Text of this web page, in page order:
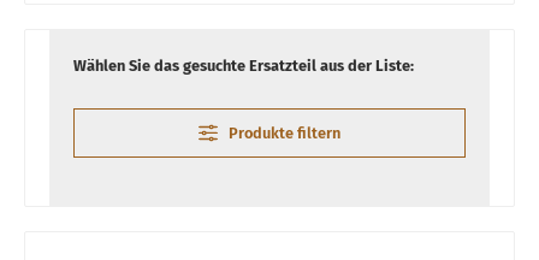
Wählen Sie das gesuchte Ersatzteil aus der Liste:
Produkte filtern